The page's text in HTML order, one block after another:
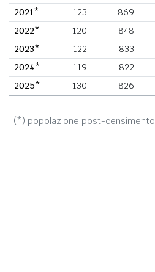
2021*
123 869
2022*
120 848
2023*
122 833
2024*
119 822
2025*
130 826
(*) popolazione post-censimento